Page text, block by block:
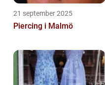
21 september 2025
Piercing i Malmö